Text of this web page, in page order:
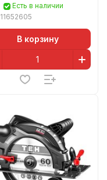
Есть в наличии
11652605
В корзину